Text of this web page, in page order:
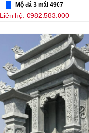
Mộ đá 3 mái 4907
Liên hệ: 0982.583.000